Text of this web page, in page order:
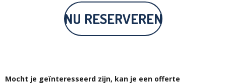
NU RESERVEREN
Mocht je geïnteresseerd zijn, kan je een offerte